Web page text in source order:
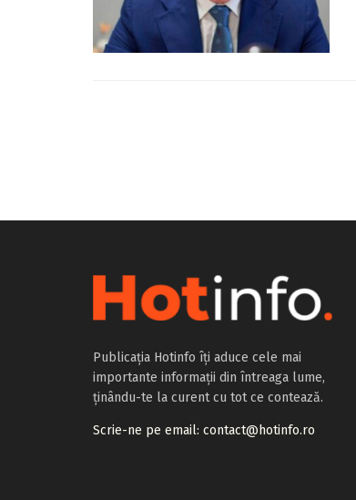
Publicația Hotinfo îți aduce cele mai
importante informații din întreaga lume,
ținându-te la curent cu tot ce contează.
Scrie-ne pe email: contact@hotinfo.ro